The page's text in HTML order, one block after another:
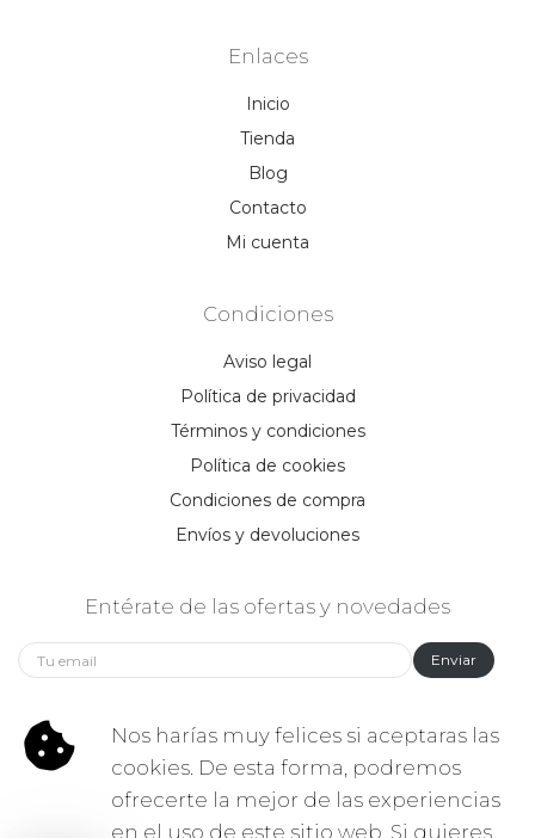
Enlaces
Inicio
Tienda
Blog
Contacto
Mi cuenta
Condiciones
Aviso legal
Política de privacidad
Términos y condiciones
Política de cookies
Condiciones de compra
Envíos y devoluciones
Entérate de las ofertas y novedades
Enviar
Síguenos:
Nos harías muy felices si aceptaras las
cookies. De esta forma, podremos
ofrecerte la mejor de las experiencias
en el uso de este sitio web. Si quieres